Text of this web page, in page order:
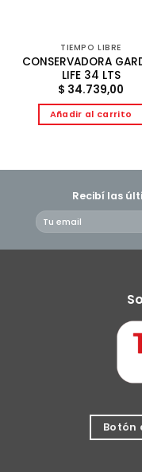
TIEMPO LIBRE
CONSERVADORA
LIFE 34 LTS
$ 34.739,00
Añadir al carrito
Recibí las
Botón